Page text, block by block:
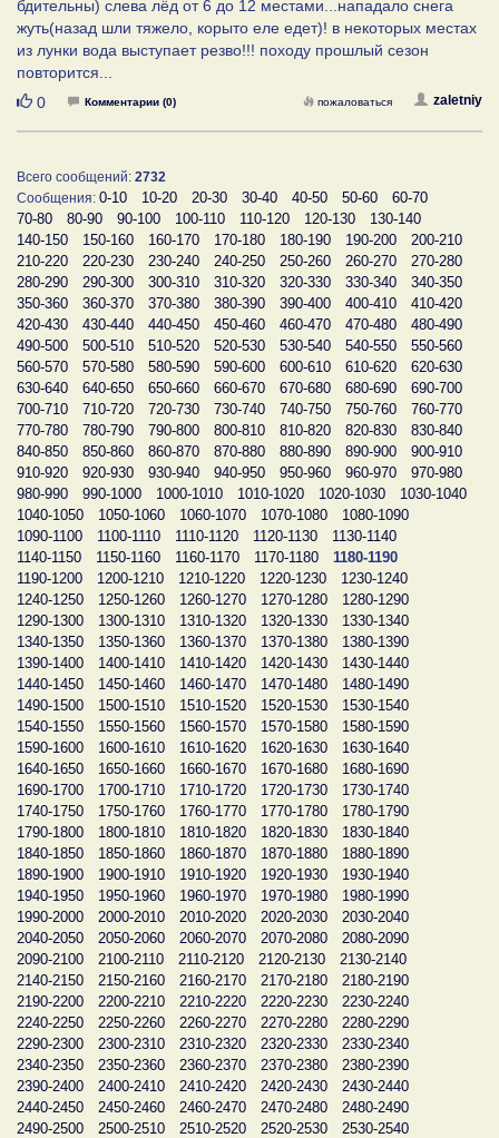
бдительны) слева лёд от 6 до 12 местами...нападало снега
жуть(назад шли тяжело, корыто еле едет)! в некоторых местах
из лунки вода выступает резво!!! походу прошлый сезон
повторится...
Нравится
0 Комментарии (0) zaletniy
пожаловаться
Всего сообщений: 2732
Сообщения: 0-10 10-20 20-30 30-40 40-50 50-60
60-70
70-80
80-90 90-100 100-110 110-120 120-130
130-140
140-150
150-160 160-170 170-180 180-190 190-200
200-210
210-220
220-230 230-240 240-250 250-260 260-270
270-280
280-290
290-300 300-310 310-320 320-330 330-340
340-350
350-360
360-370 370-380 380-390 390-400 400-410
410-420
420-430
430-440 440-450 450-460 460-470 470-480
480-490
490-500
500-510 510-520 520-530 530-540 540-550
550-560
560-570
570-580 580-590 590-600 600-610 610-620
620-630
630-640
640-650 650-660 660-670 670-680 680-690
690-700
700-710
710-720 720-730 730-740 740-750 750-760
760-770
770-780
780-790 790-800 800-810 810-820 820-830
830-840
840-850
850-860 860-870 870-880 880-890 890-900
900-910
910-920
920-930 930-940 940-950 950-960 960-970
970-980
980-990
990-1000 1000-1010 1010-1020 1020-1030
1030-1040
1040-1050
1050-1060 1060-1070 1070-1080
1080-1090
1090-1100
1100-1110 1110-1120 1120-1130
1130-1140
1140-1150
1150-1160 1160-1170 1170-1180
1180-1190
1190-1200
1200-1210 1210-1220 1220-1230
1230-1240
1240-1250
1250-1260 1260-1270 1270-1280
1280-1290
1290-1300
1300-1310 1310-1320 1320-1330
1330-1340
1340-1350
1350-1360 1360-1370 1370-1380
1380-1390
1390-1400
1400-1410 1410-1420 1420-1430
1430-1440
1440-1450
1450-1460 1460-1470 1470-1480
1480-1490
1490-1500
1500-1510 1510-1520 1520-1530
1530-1540
1540-1550
1550-1560 1560-1570 1570-1580
1580-1590
1590-1600
1600-1610 1610-1620 1620-1630
1630-1640
1640-1650
1650-1660 1660-1670 1670-1680
1680-1690
1690-1700
1700-1710 1710-1720 1720-1730
1730-1740
1740-1750
1750-1760 1760-1770 1770-1780
1780-1790
1790-1800
1800-1810 1810-1820 1820-1830
1830-1840
1840-1850
1850-1860 1860-1870 1870-1880
1880-1890
1890-1900
1900-1910 1910-1920 1920-1930
1930-1940
1940-1950
1950-1960 1960-1970 1970-1980
1980-1990
1990-2000
2000-2010 2010-2020 2020-2030
2030-2040
2040-2050
2050-2060 2060-2070 2070-2080
2080-2090
2090-2100
2100-2110 2110-2120 2120-2130
2130-2140
2140-2150
2150-2160 2160-2170 2170-2180
2180-2190
2190-2200
2200-2210 2210-2220 2220-2230
2230-2240
2240-2250
2250-2260 2260-2270 2270-2280
2280-2290
2290-2300
2300-2310 2310-2320 2320-2330
2330-2340
2340-2350
2350-2360 2360-2370 2370-2380
2380-2390
2390-2400
2400-2410 2410-2420 2420-2430
2430-2440
2440-2450
2450-2460 2460-2470 2470-2480
2480-2490
2490-2500
2500-2510 2510-2520 2520-2530
2530-2540